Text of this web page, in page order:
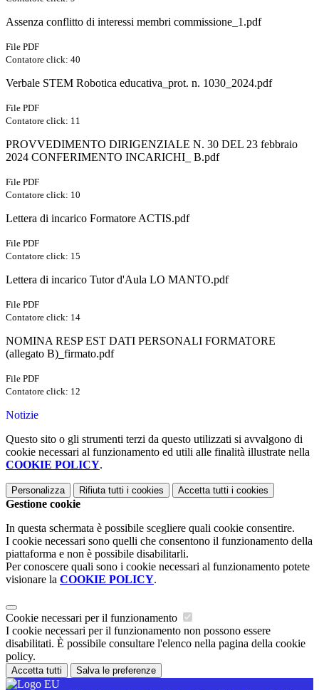
Assenza conflitto di interessi membri commissione_1.pdf
File PDF
Contatore click: 40
Verbale STEM Robotica educativa_prot. n. 1030_2024.pdf
File PDF
Contatore click: 11
PROVVEDIMENTO DIRIGENZIALE N. 30 DEL 23 febbraio
2024 CONFERIMENTO INCARICHI_ B.pdf
File PDF
Contatore click: 10
Lettera di incarico Formatore ACTIS.pdf
File PDF
Contatore click: 15
Lettera di incarico Tutor d'Aula LO MANTO.pdf
File PDF
Contatore click: 14
NOMINA RESP EST DATI PERSONALI FORMATORE
(allegato B)_firmato.pdf
File PDF
Contatore click: 12
Notizie
Questo sito o gli strumenti terzi da questo utilizzati si avvalgono di
cookie necessari al funzionamento ed utili alle finalità illustrate nella
COOKIE POLICY.
Personalizza Rifiuta tutti i cookies Accetta tutti i cookies
Gestione cookie
In questa schermata è possibile scegliere quali cookie consentire.
I cookie necessari sono quelli che consentono il funzionamento della
piattaforma e non è possibile disabilitarli.
Per conoscere quali sono i cookie necessari al funzionamento potete
visionare la COOKIE POLICY.
Cookie necessari per il funzionamento
I cookie necessari per il funzionamento non possono essere
disabilitati. È possibile consultare l'elenco nella pagina della cookie
policy.
Accetta tutti Salva le preferenze